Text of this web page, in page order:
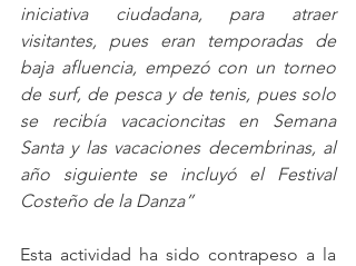
iniciativa ciudadana, para atraer
visitantes, pues eran temporadas de
baja afluencia, empezó con un torneo
de surf, de pesca y de tenis, pues solo
se recibía vacacioncitas en Semana
Santa y las vacaciones decembrinas, al
año siguiente se incluyó el Festival
Costeño de la Danza”
Esta actividad ha sido contrapeso a la